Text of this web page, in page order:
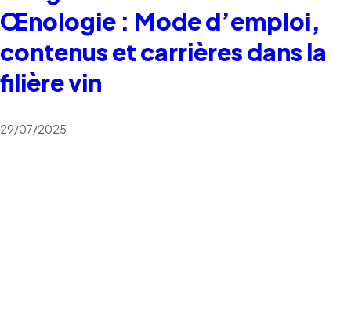
Œnologie : Mode d’emploi,
contenus et carrières dans la
filière vin
29/07/2025